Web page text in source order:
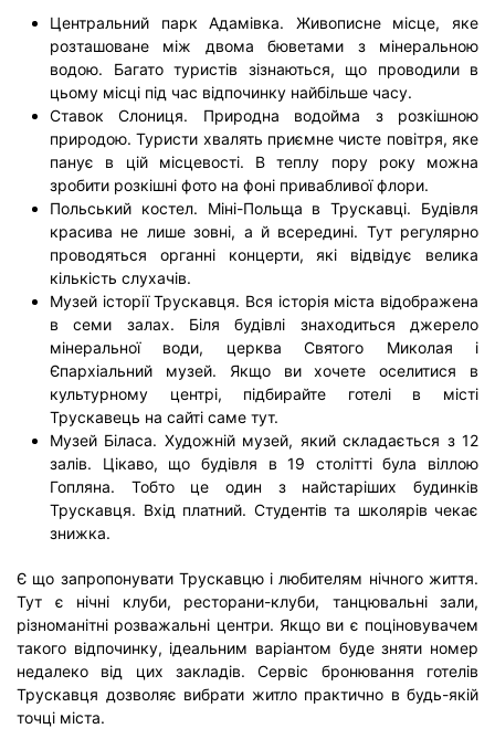
Центральний парк Адамівка. Живописне місце, яке
розташоване між двома бюветами з мінеральною
водою. Багато туристів зізнаються, що проводили в
цьому місці під час відпочинку найбільше часу.
Ставок Слониця. Природна водойма з розкішною
природою. Туристи хвалять приємне чисте повітря, яке
панує в цій місцевості. В теплу пору року можна
зробити розкішні фото на фоні привабливої флори.
Польський костел. Міні-Польща в Трускавці. Будівля
красива не лише зовні, а й всередині. Тут регулярно
проводяться органні концерти, які відвідує велика
кількість слухачів.
Музей історії Трускавця. Вся історія міста відображена
в семи залах. Біля будівлі знаходиться джерело
мінеральної води, церква Святого Миколая і
Єпархіальний музей. Якщо ви хочете оселитися в
культурному центрі, підбирайте готелі в місті
Трускавець на сайті саме тут.
Музей Біласа. Художній музей, який складається з 12
залів. Цікаво, що будівля в 19 столітті була віллою
Гопляна. Тобто це один з найстаріших будинків
Трускавця. Вхід платний. Студентів та школярів чекає
знижка.
Є що запропонувати Трускавцю і любителям нічного життя.
Тут є нічні клуби, ресторани-клуби, танцювальні зали,
різноманітні розважальні центри. Якщо ви є поціновувачем
такого відпочинку, ідеальним варіантом буде зняти номер
недалеко від цих закладів. Сервіс бронювання готелів
Трускавця дозволяє вибрати житло практично в будь-якій
точці міста.